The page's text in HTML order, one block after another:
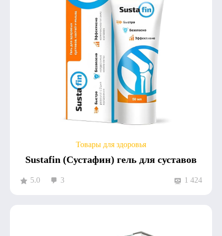
Товары для здоровья
Sustafin (Сустафин) гель для суставов
5.0 3 1 424